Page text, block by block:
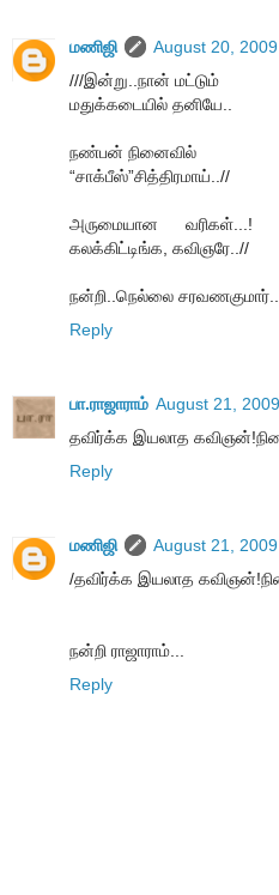
மணிஜி
August 20,
///இன்று..நான் மட்டும்
மதுக்கடையில் தனியே..
நண்பன் நினைவில்
“சாக்பீஸ்”சித்திரமாய்..//
அருமையான வரிகள்...!
கலக்கிட்டிங்க, கவிஞரே..//
நன்றி..நெல்லை
Reply
பா.ராஜாராம் August 21,
தவிர்க்க இயலாத
Reply
மணிஜி
August 21,
/தவிர்க்க இயலாத
நன்றி ராஜாராம்...
Reply